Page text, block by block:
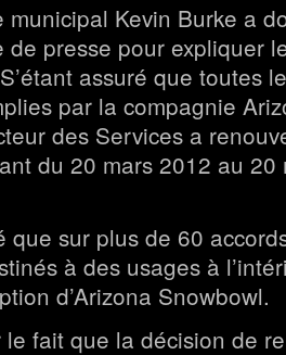
Kevin Burke a
de presse pour expliquer
assuré que toutes
par la compagnie
des Services a
du 20 mars 2012 au 20
que sur plus de 60
à des usages à
d’Arizona Snowbowl.
fait que la décision de